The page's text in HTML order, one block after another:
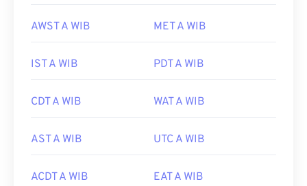
AWST A WIB MET A WIB
IST A WIB PDT A WIB
CDT A WIB WAT A WIB
AST A WIB UTC A WIB
ACDT A WIB EAT A WIB